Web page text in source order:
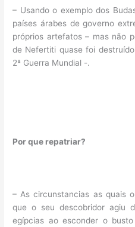
– Usando o exemplo dos
países árabes de governo
próprios artefatos – mas não
de Nefertiti quase foi
2ª Guerra Mundial -.
Por que repatriar?
– As circunstancias as quais
que o seu descobridor agiu
egípcias ao esconder o